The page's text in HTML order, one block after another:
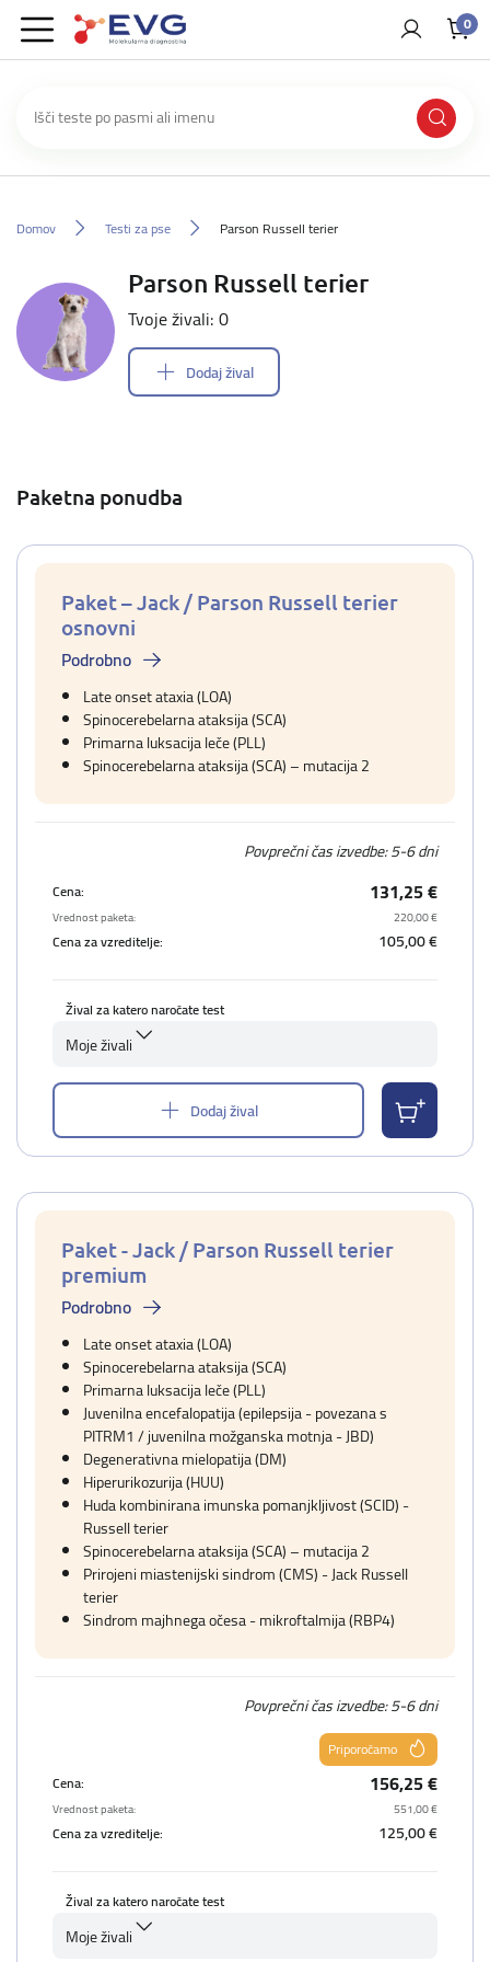
0
Domov Testi za pse Parson Russell terier
Parson Russell terier
Tvoje živali: 0
Dodaj žival
Paketna ponudba
Paket – Jack / Parson Russell terier
osnovni
Podrobno
Late onset ataxia (LOA)
Spinocerebelarna ataksija (SCA)
Primarna luksacija leče (PLL)
Spinocerebelarna ataksija (SCA) – mutacija 2
Povprečni čas izvedbe: 5-6 dni
Cena: 131,25 €
Vrednost paketa: 220,00 €
Cena za vzreditelje: 105,00 €
Žival za katero naročate test
Moje živali
Dodaj žival
Paket - Jack / Parson Russell terier
premium
Podrobno
Late onset ataxia (LOA)
Spinocerebelarna ataksija (SCA)
Primarna luksacija leče (PLL)
Juvenilna encefalopatija (epilepsija - povezana s
PITRM1 / juvenilna možganska motnja - JBD)
Degenerativna mielopatija (DM)
Hiperurikozurija (HUU)
Huda kombinirana imunska pomanjkljivost (SCID) -
Russell terier
Spinocerebelarna ataksija (SCA) – mutacija 2
Prirojeni miastenijski sindrom (CMS) - Jack Russell
terier
Sindrom majhnega očesa - mikroftalmija (RBP4)
Povprečni čas izvedbe: 5-6 dni
Priporočamo
Cena:
156,25 €
Vrednost paketa: 551,00 €
Cena za vzreditelje: 125,00 €
Žival za katero naročate test
Moje živali